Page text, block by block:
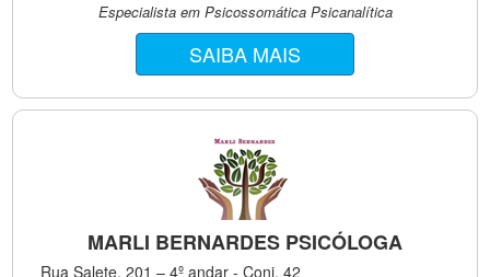
Especialista em Psicossomática Psicanalítica
SAIBA MAIS
MARLI BERNARDES PSICÓLOGA
Rua Salete, 201 – 4º andar - Conj. 42